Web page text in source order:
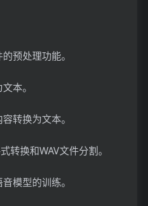
预处理功能。
本。
转换为文本。
转换和WAV文件分割。
模型的训练。